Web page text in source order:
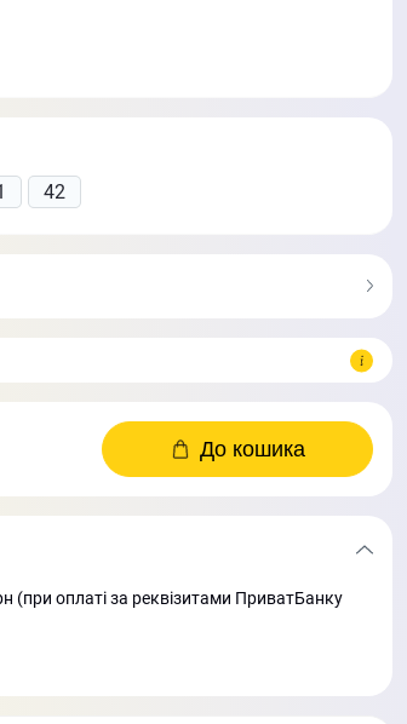
42
До кошика
(при оплаті за реквізитами ПриватБанку